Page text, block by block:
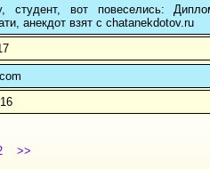
вот повеселись:
анекдот взят с chatanekdotov.ru
>>